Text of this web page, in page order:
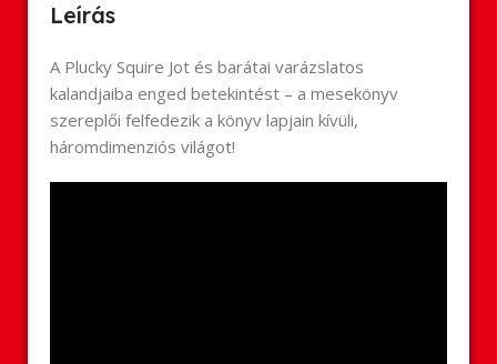
Leírás
A Plucky Squire Jot és barátai varázslatos
kalandjaiba enged betekintést – a mesekönyv
szereplői felfedezik a könyv lapjain kívüli,
háromdimenziós világot!